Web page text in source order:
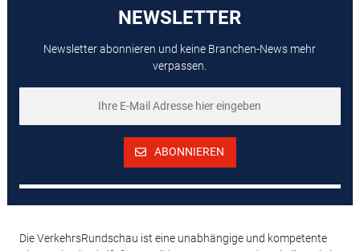
NEWSLETTER
Newsletter abonnieren und keine Branchen-News mehr
verpassen.
ABONNIEREN
Die VerkehrsRundschau ist eine unabhängige und kompetente